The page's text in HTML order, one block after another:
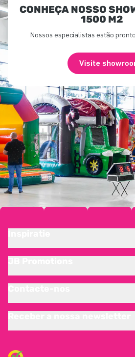
CONHEÇA NOSSO
1500 M2
Nossos especialistas estão
Visite